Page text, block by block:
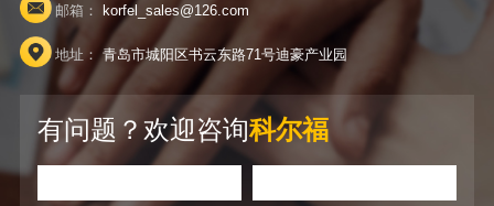
邮箱： korfel_sales@126.com
地址：青岛市城阳区书云东路71号迪豪产业园
有问题？欢迎咨询科尔福